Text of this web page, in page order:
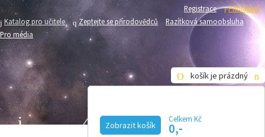
Registrace
Přihlášení
Katalog pro učitele
Zeptejte se přírodovědců
Razítková samoobsluha
Pro média
košík je prázdný
Zobrazit košík
Celkem Kč
0,-